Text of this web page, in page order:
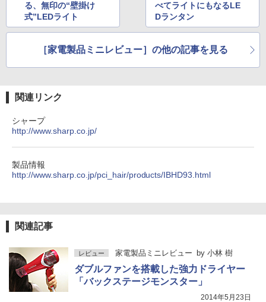
る、無印の“壁掛け
式”LEDライト
べてライトにもなるLE
Dランタン
［家電製品ミニレビュー］の他の記事を見る
関連リンク
シャープ
http://www.sharp.co.jp/
製品情報
http://www.sharp.co.jp/pci_hair/products/IBHD93.html
関連記事
レビュー 家電製品ミニレビュー by 小林 樹
ダブルファンを搭載した強力ドライヤー
「バックステージモンスター」
2014年5月23日